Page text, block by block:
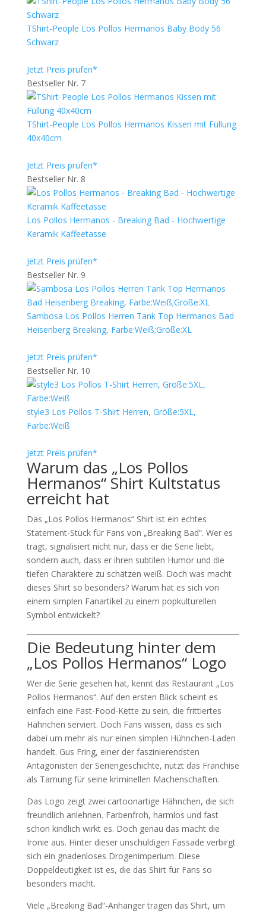
TShirt-People Los Pollos Hermanos Baby Body 56
Schwarz
Jetzt Preis prüfen*
Bestseller Nr. 7
TShirt-People Los Pollos Hermanos Kissen mit Füllung
40x40cm
Jetzt Preis prüfen*
Bestseller Nr. 8
Los Pollos Hermanos - Breaking Bad - Hochwertige
Keramik Kaffeetasse
Jetzt Preis prüfen*
Bestseller Nr. 9
Sambosa Los Pollos Herren Tank Top Hermanos Bad
Heisenberg Breaking, Farbe:Weiß;Größe:XL
Jetzt Preis prüfen*
Bestseller Nr. 10
style3 Los Pollos T-Shirt Herren, Größe:5XL,
Farbe:Weiß
Jetzt Preis prüfen*
Warum das „Los Pollos
Hermanos“ Shirt Kultstatus
erreicht hat
Das „Los Pollos Hermanos“ Shirt ist ein echtes
Statement-Stück für Fans von „Breaking Bad“. Wer es
trägt, signalisiert nicht nur, dass er die Serie liebt,
sondern auch, dass er ihren subtilen Humor und die
tiefen Charaktere zu schätzen weiß. Doch was macht
dieses Shirt so besonders? Warum hat es sich von
einem simplen Fanartikel zu einem popkulturellen
Symbol entwickelt?
Die Bedeutung hinter dem
„Los Pollos Hermanos“ Logo
Wer die Serie gesehen hat, kennt das Restaurant „Los
Pollos Hermanos“. Auf den ersten Blick scheint es
einfach eine Fast-Food-Kette zu sein, die frittiertes
Hähnchen serviert. Doch Fans wissen, dass es sich
dabei um mehr als nur einen simplen Hühnchen-Laden
handelt. Gus Fring, einer der faszinierendsten
Antagonisten der Seriengeschichte, nutzt das Franchise
als Tarnung für seine kriminellen Machenschaften.
Das Logo zeigt zwei cartoonartige Hähnchen, die sich
freundlich anlehnen. Farbenfroh, harmlos und fast
schon kindlich wirkt es. Doch genau das macht die
Ironie aus. Hinter dieser unschuldigen Fassade verbirgt
sich ein gnadenloses Drogenimperium. Diese
Doppeldeutigkeit ist es, die das Shirt für Fans so
besonders macht.
Viele „Breaking Bad“-Anhänger tragen das Shirt, um